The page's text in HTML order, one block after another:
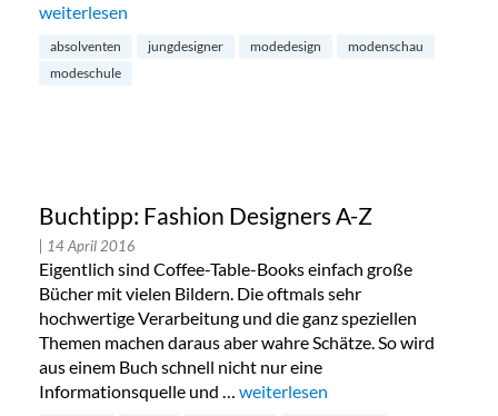
„Tschau! Abschlussmodenschau in Pankow“
weiterlesen
absolventen jungdesigner modedesign
modenschau
modeschule
Buchtipp: Fashion Designers A-Z
| 14 April 2016
Eigentlich sind Coffee-Table-Books einfach große
Bücher mit vielen Bildern. Die oftmals sehr
hochwertige Verarbeitung und die ganz speziellen
Themen machen daraus aber wahre Schätze. So wird
aus einem Buch schnell nicht nur eine
Informationsquelle und … „Buchtipp: Fashion Designers A-
weiterlesen